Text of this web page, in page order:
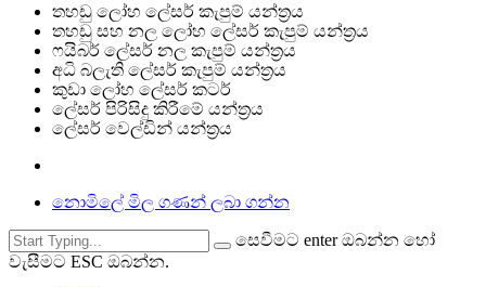
තහඩු ලෝහ ලේසර් කැපුම් යන්ත්‍රය
තහඩු සහ නල ලෝහ ලේසර් කැපුම් යන්ත්‍රය
ෆයිබර් ලේසර් නල කැපුම් යන්ත්‍රය
අධි බලැති ලේසර් කැපුම් යන්ත්‍රය
කුඩා ලෝහ ලේසර් කටර්
ලේසර් පිරිසිදු කිරීමේ යන්ත්‍රය
ලේසර් වෙල්ඩින් යන්ත්‍රය
නොමිලේ මිල ගණන් ලබා ගන්න
සෙවීමට enter ඔබන්න හෝ
වැසීමට ESC ඔබන්න.